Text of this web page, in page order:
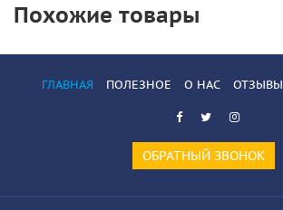
Похожие товары
ГЛАВНАЯ ПОЛЕЗНОЕ О НАС ОТЗЫВЫ
ОБРАТНЫЙ ЗВОНОК